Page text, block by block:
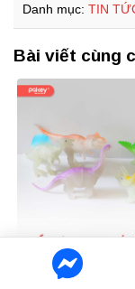
Danh mục: TIN
Bài viết cùng
[Giải đáp] Đồ chơi